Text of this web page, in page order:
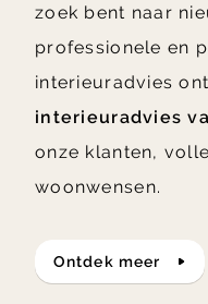
zoek bent naar
professionele en
interieuradvies
interieuradvies
onze klanten,
woonwensen.
ontdek meer